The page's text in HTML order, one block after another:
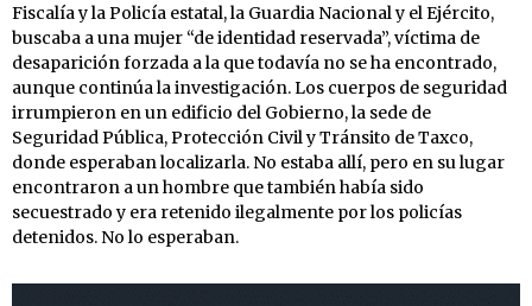
Fiscalía y la Policía estatal, la Guardia Nacional y el Ejército,
buscaba a una mujer “de identidad reservada”, víctima de
desaparición forzada a la que todavía no se ha encontrado,
aunque continúa la investigación. Los cuerpos de seguridad
irrumpieron en un edificio del Gobierno, la sede de
Seguridad Pública, Protección Civil y Tránsito de Taxco,
donde esperaban localizarla. No estaba allí, pero en su lugar
encontraron a un hombre que también había sido
secuestrado y era retenido ilegalmente por los policías
detenidos. No lo esperaban.